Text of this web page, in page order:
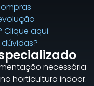
Clique aqui
necessária
horticultura indoor.